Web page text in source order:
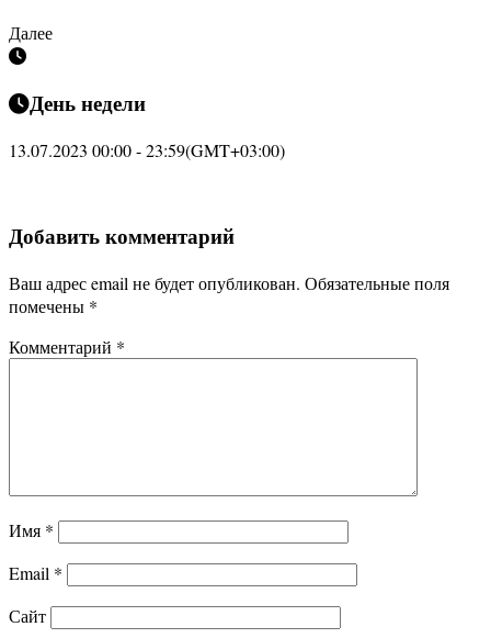
Далее
День недели
13.07.2023 00:00 - 23:59(GMT+03:00)
Добавить комментарий
Ваш адрес email не будет опубликован. Обязательные поля
помечены *
Комментарий *
Имя *
Email *
Сайт